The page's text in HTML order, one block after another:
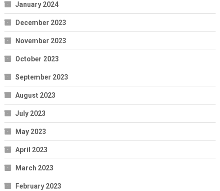
January 2024
December 2023
November 2023
October 2023
September 2023
August 2023
July 2023
May 2023
April 2023
March 2023
February 2023